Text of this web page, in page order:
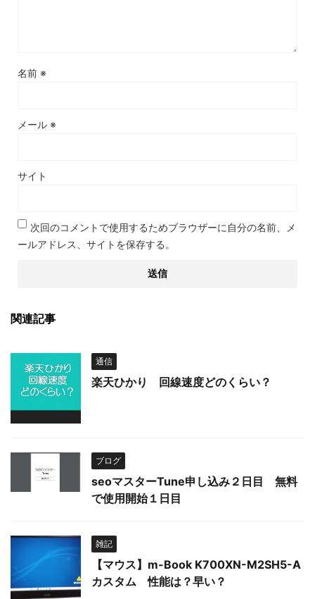
名前 ※
メール ※
サイト
次回のコメントで使用するためブラウザーに自分の名前、メ
ールアドレス、サイトを保存する。
関連記事
通信
楽天ひかり 回線速度どのくらい？
ブログ
seoマスターTune申し込み２日目 無料
で使用開始１日目
雑記
【マウス】m-Book K700XN-M2SH5-A
カスタム 性能は？早い？